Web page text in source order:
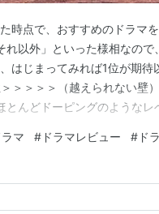
時点で、おすすめのドラマ
れ以外」といった様相なの
はじまってみれば1位が期
＞＞＞＞（越えられない壁
とんどドーピングのような
どころか、数年に一度レベ
んど、1位作品のレビューに
マ # ドラマレビュー # ド